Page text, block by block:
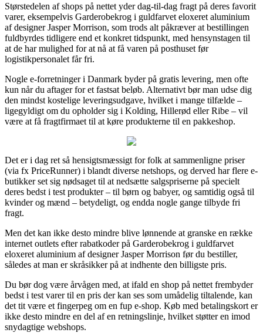
Størstedelen af shops på nettet yder dag-til-dag fragt på deres favorit
varer, eksempelvis Garderobekrog i guldfarvet eloxeret aluminium
af designer Jasper Morrison, som trods alt påkræver at bestillingen
fuldbyrdes tidligere end et konkret tidspunkt, med hensynstagen til
at de har mulighed for at nå at få varen på posthuset før
logistikpersonalet får fri.
Nogle e-forretninger i Danmark byder på gratis levering, men ofte
kun når du aftager for et fastsat beløb. Alternativt bør man udse dig
den mindst kostelige leveringsudgave, hvilket i mange tilfælde –
ligegyldigt om du opholder sig i Kolding, Hillerød eller Ribe – vil
være at få fragtfirmaet til at køre produkterne til en pakkeshop.
Det er i dag ret så hensigtsmæssigt for folk at sammenligne priser
(via fx PriceRunner) i blandt diverse netshops, og derved har flere e-
butikker set sig nødsaget til at nedsætte salgspriserne på specielt
deres bedst i test produkter – til børn og babyer, og samtidig også til
kvinder og mænd – betydeligt, og endda nogle gange tilbyde fri
fragt.
Men det kan ikke desto mindre blive lønnende at granske en række
internet outlets efter rabatkoder på Garderobekrog i guldfarvet
eloxeret aluminium af designer Jasper Morrison før du bestiller,
således at man er skråsikker på at indhente den billigste pris.
Du bør dog være årvågen med, at ifald en shop på nettet frembyder
bedst i test varer til en pris der kan ses som umådelig tiltalende, kan
det tit være et fingerpeg om en fup e-shop. Køb med betalingskort er
ikke desto mindre en del af en retningslinje, hvilket støtter en imod
snydagtige webshops.